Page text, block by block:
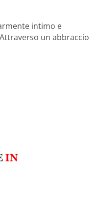
intimo e
un abbraccio